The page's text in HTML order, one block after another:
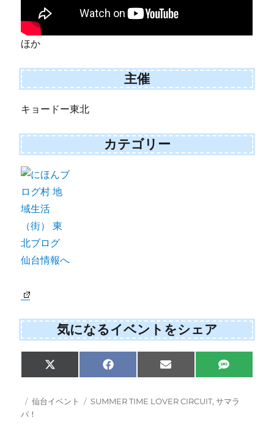
ほか
主催
キョードー東北
カテゴリー
気になるイベントをシェア
Share
on
X
(
w
Share
on
F
a
e
Share
on
E
m
i
Share
on
S
M
投
稿
カ
テ
仙台イベント
タ
SUMMER TIME LOVER CIRCUIT,サマラ
バ！